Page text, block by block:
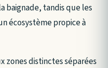
baignade, tandis que les
écosystème propice à
zones distinctes séparées